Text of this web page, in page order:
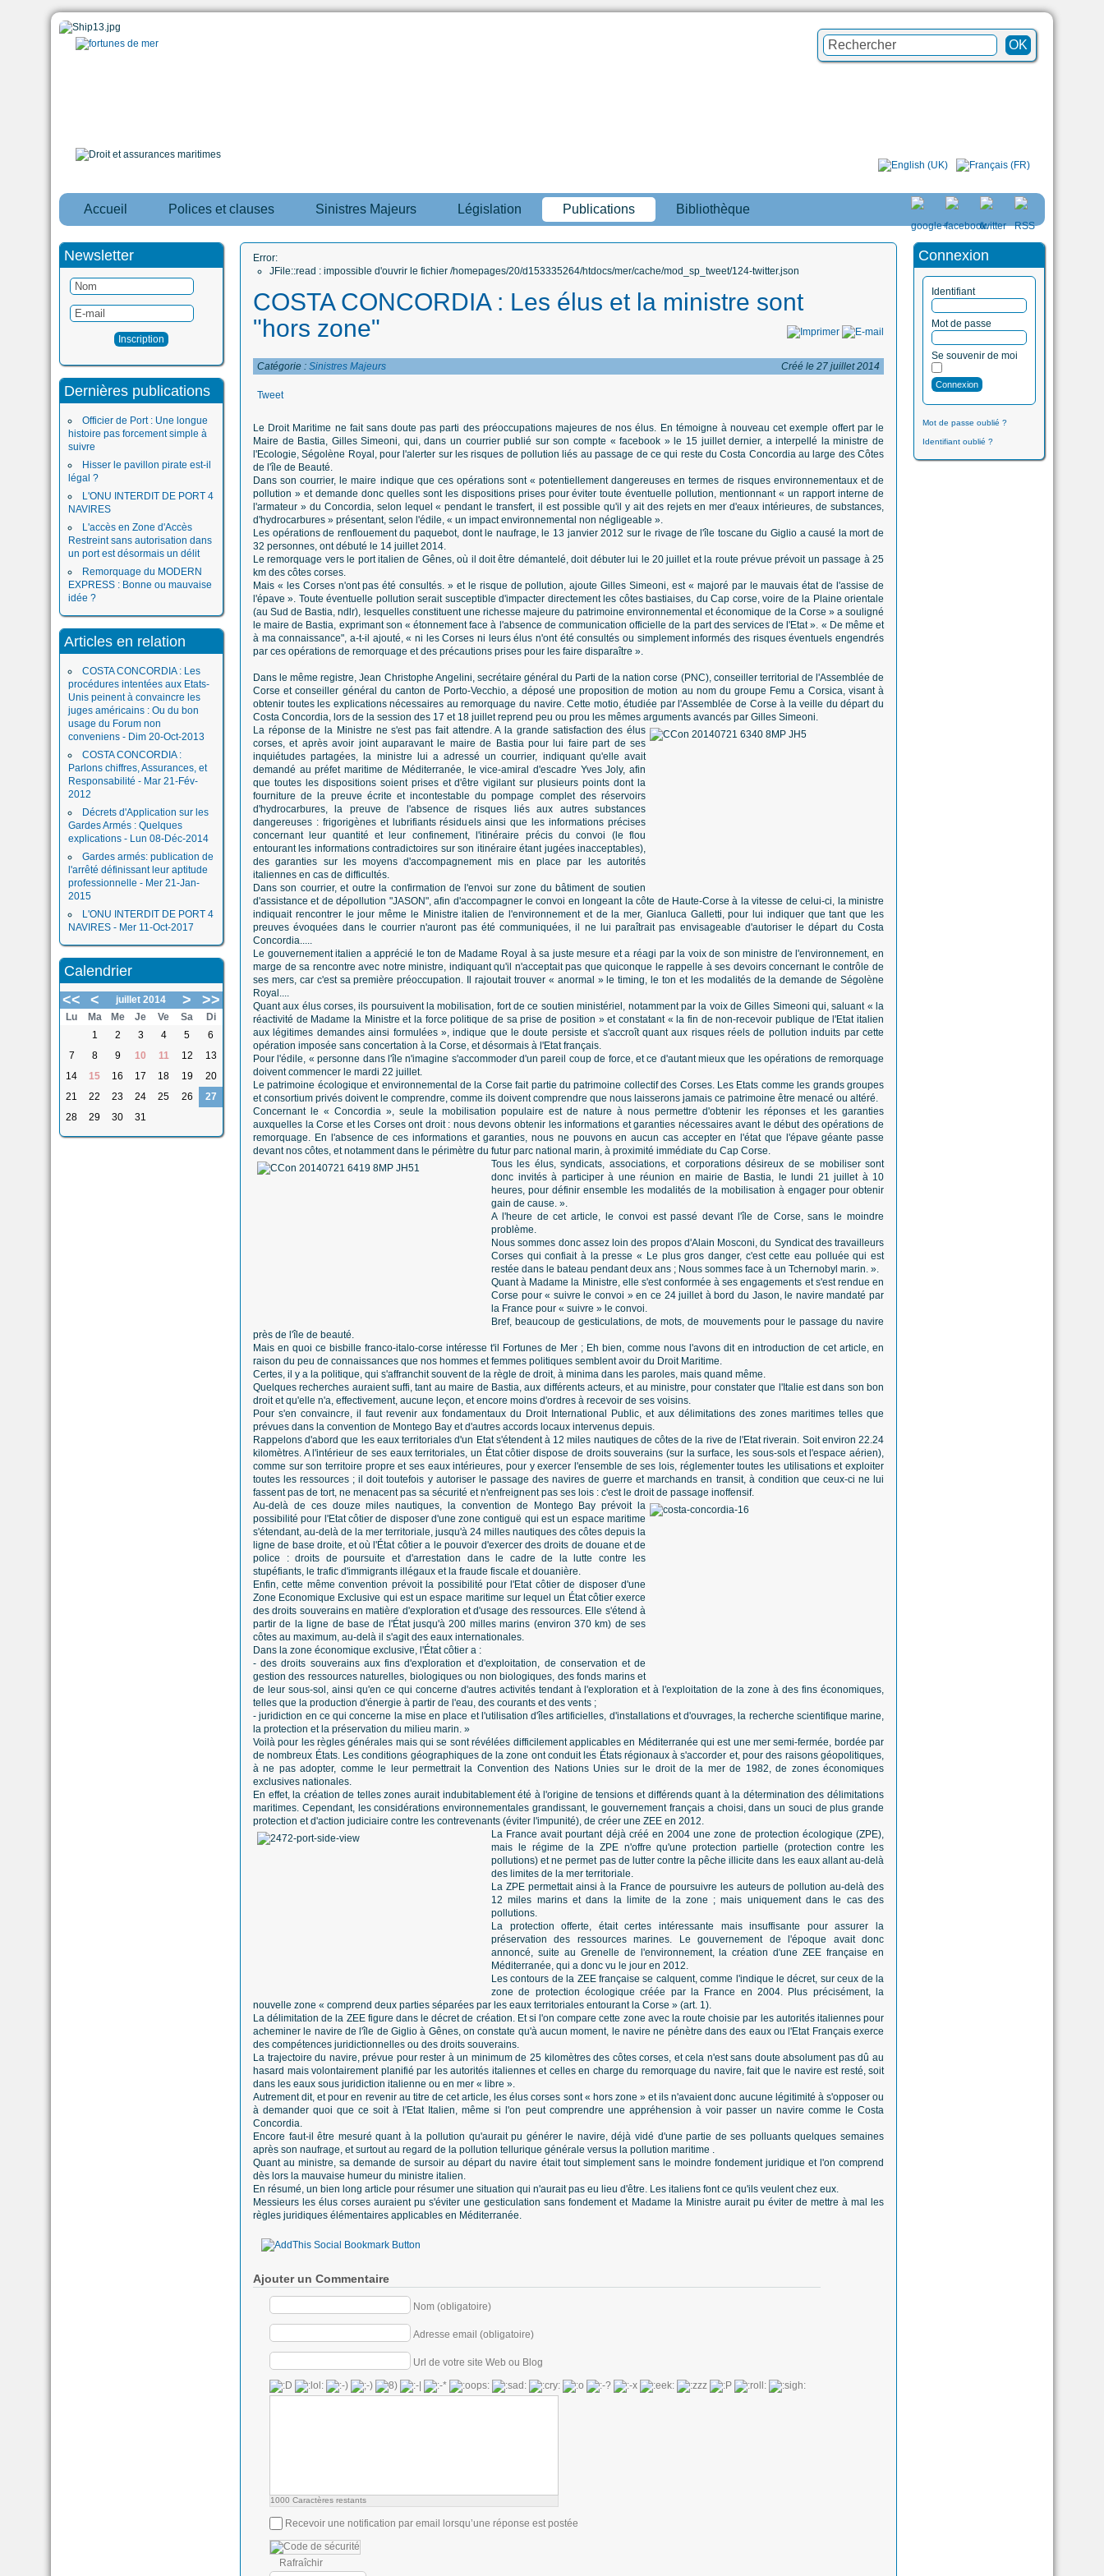
Accueil Polices et clauses Sinistres Majeurs Législation Publications Bibliothèque
Newsletter
Dernières publications
Officier de Port : Une longue
histoire pas forcement simple à
suivre
Hisser le pavillon pirate est-il
légal ?
L'ONU INTERDIT DE PORT 4
NAVIRES
L'accès en Zone d'Accès
Restreint sans autorisation dans
un port est désormais un délit
Remorquage du MODERN
EXPRESS : Bonne ou mauvaise
idée ?
Articles en relation
COSTA CONCORDIA : Les
procédures intentées aux Etats-
Unis peinent à convaincre les
juges américains : Ou du bon
usage du Forum non
conveniens - Dim 20-Oct-2013
COSTA CONCORDIA :
Parlons chiffres, Assurances, et
Responsabilité - Mar 21-Fév-
2012
Décrets d'Application sur les
Gardes Armés : Quelques
explications - Lun 08-Déc-2014
Gardes armés: publication de
l'arrêté définissant leur aptitude
professionnelle - Mer 21-Jan-
2015
L'ONU INTERDIT DE PORT 4
NAVIRES - Mer 11-Oct-2017
Calendrier
<<
< juillet 2014 > >>
Lu Ma Me Je Ve Sa
Di
1
2 3 4 5
6
7
8 9 10 11 12
13
14
15 16 17 18 19
20
21
22 23 24 25 26
27
28
29 30 31
Connexion
Identifiant
Mot de passe
Se souvenir de moi
Mot de passe oublié ?
Identifiant oublié ?
Error:
JFile::read : impossible d'ouvrir le fichier /homepages/20/d153335264/htdocs/mer/cache/mod_sp_tweet/124-twitter.json
COSTA CONCORDIA : Les élus et la ministre sont
"hors zone"
Catégorie : Sinistres Majeurs Créé le 27 juillet 2014
Tweet
Le Droit Maritime ne fait sans doute pas parti des préoccupations majeures de nos élus. En témoigne à nouveau cet exemple offert par le
Maire de Bastia, Gilles Simeoni, qui, dans un courrier publié sur son compte « facebook » le 15 juillet dernier, a interpellé la ministre de
l'Ecologie, Ségolène Royal, pour l'alerter sur les risques de pollution liés au passage de ce qui reste du Costa Concordia au large des Côtes
de l'île de Beauté.
Dans son courrier, le maire indique que ces opérations sont « potentiellement dangereuses en termes de risques environnementaux et de
pollution » et demande donc quelles sont les dispositions prises pour éviter toute éventuelle pollution, mentionnant « un rapport interne de
l'armateur » du Concordia, selon lequel « pendant le transfert, il est possible qu'il y ait des rejets en mer d'eaux intérieures, de substances,
d'hydrocarbures » présentant, selon l'édile, « un impact environnemental non négligeable ».
Les opérations de renflouement du paquebot, dont le naufrage, le 13 janvier 2012 sur le rivage de l'île toscane du Giglio a causé la mort de
32 personnes, ont débuté le 14 juillet 2014.
Le remorquage vers le port italien de Gênes, où il doit être démantelé, doit débuter lui le 20 juillet et la route prévue prévoit un passage à 25
km des côtes corses.
Mais « les Corses n'ont pas été consultés. » et le risque de pollution, ajoute Gilles Simeoni, est « majoré par le mauvais état de l'assise de
l'épave ». Toute éventuelle pollution serait susceptible d'impacter directement les côtes bastiaises, du Cap corse, voire de la Plaine orientale
(au Sud de Bastia, ndlr), lesquelles constituent une richesse majeure du patrimoine environnemental et économique de la Corse » a souligné
le maire de Bastia, exprimant son « étonnement face à l'absence de communication officielle de la part des services de l'Etat ». « De même et
à ma connaissance", a-t-il ajouté, « ni les Corses ni leurs élus n'ont été consultés ou simplement informés des risques éventuels engendrés
par ces opérations de remorquage et des précautions prises pour les faire disparaître ».
Dans le même registre, Jean Christophe Angelini, secrétaire général du Parti de la nation corse (PNC), conseiller territorial de l'Assemblée de
Corse et conseiller général du canton de Porto-Vecchio, a déposé une proposition de motion au nom du groupe Femu a Corsica, visant à
obtenir toutes les explications nécessaires au remorquage du navire. Cette motio, étudiée par l'Assemblée de Corse à la veille du départ du
Costa Concordia, lors de la session des 17 et 18 juillet reprend peu ou prou les mêmes arguments avancés par Gilles Simeoni.
La réponse de la Ministre ne s'est pas fait attendre. A la grande satisfaction des élus
corses, et après avoir joint auparavant le maire de Bastia pour lui faire part de ses
inquiétudes partagées, la ministre lui a adressé un courrier, indiquant qu'elle avait
demandé au préfet maritime de Méditerranée, le vice-amiral d'escadre Yves Joly, afin
que toutes les dispositions soient prises et d'être vigilant sur plusieurs points dont la
fourniture de la preuve écrite et incontestable du pompage complet des réservoirs
d'hydrocarbures, la preuve de l'absence de risques liés aux autres substances
dangereuses : frigorigènes et lubrifiants résiduels ainsi que les informations précises
concernant leur quantité et leur confinement, l'itinéraire précis du convoi (le flou
entourant les informations contradictoires sur son itinéraire étant jugées inacceptables),
des garanties sur les moyens d'accompagnement mis en place par les autorités
italiennes en cas de difficultés.
Dans son courrier, et outre la confirmation de l'envoi sur zone du bâtiment de soutien
d'assistance et de dépollution "JASON", afin d'accompagner le convoi en longeant la côte de Haute-Corse à la vitesse de celui-ci, la ministre
indiquait rencontrer le jour même le Ministre italien de l'environnement et de la mer, Gianluca Galletti, pour lui indiquer que tant que les
preuves évoquées dans le courrier n'auront pas été communiquées, il ne lui paraîtrait pas envisageable d'autoriser le départ du Costa
Concordia.....
Le gouvernement italien a apprécié le ton de Madame Royal à sa juste mesure et a réagi par la voix de son ministre de l'environnement, en
marge de sa rencontre avec notre ministre, indiquant qu'il n'acceptait pas que quiconque le rappelle à ses devoirs concernant le contrôle de
ses mers, car c'est sa première préoccupation. Il rajoutait trouver « anormal » le timing, le ton et les modalités de la demande de Ségolène
Royal....
Quant aux élus corses, ils poursuivent la mobilisation, fort de ce soutien ministériel, notamment par la voix de Gilles Simeoni qui, saluant « la
réactivité de Madame la Ministre et la force politique de sa prise de position » et constatant « la fin de non-recevoir publique de l'Etat italien
aux légitimes demandes ainsi formulées », indique que le doute persiste et s'accroît quant aux risques réels de pollution induits par cette
opération imposée sans concertation à la Corse, et désormais à l'Etat français.
Pour l'édile, « personne dans l'île n'imagine s'accommoder d'un pareil coup de force, et ce d'autant mieux que les opérations de remorquage
doivent commencer le mardi 22 juillet.
Le patrimoine écologique et environnemental de la Corse fait partie du patrimoine collectif des Corses. Les Etats comme les grands groupes
et consortium privés doivent le comprendre, comme ils doivent comprendre que nous laisserons jamais ce patrimoine être menacé ou altéré.
Concernant le « Concordia », seule la mobilisation populaire est de nature à nous permettre d'obtenir les réponses et les garanties
auxquelles la Corse et les Corses ont droit : nous devons obtenir les informations et garanties nécessaires avant le début des opérations de
remorquage. En l'absence de ces informations et garanties, nous ne pouvons en aucun cas accepter en l'état que l'épave géante passe
devant nos côtes, et notamment dans le périmètre du futur parc national marin, à proximité immédiate du Cap Corse.
Tous les élus, syndicats, associations, et corporations désireux de se mobiliser sont
donc invités à participer à une réunion en mairie de Bastia, le lundi 21 juillet à 10
heures, pour définir ensemble les modalités de la mobilisation à engager pour obtenir
gain de cause. ».
A l'heure de cet article, le convoi est passé devant l'île de Corse, sans le moindre
problème.
Nous sommes donc assez loin des propos d'Alain Mosconi, du Syndicat des travailleurs
Corses qui confiait à la presse « Le plus gros danger, c'est cette eau polluée qui est
restée dans le bateau pendant deux ans ; Nous sommes face à un Tchernobyl marin. ».
Quant à Madame la Ministre, elle s'est conformée à ses engagements et s'est rendue en
Corse pour « suivre le convoi » en ce 24 juillet à bord du Jason, le navire mandaté par
la France pour « suivre » le convoi.
Bref, beaucoup de gesticulations, de mots, de mouvements pour le passage du navire
près de l'île de beauté.
Mais en quoi ce bisbille franco-italo-corse intéresse t'il Fortunes de Mer ; Eh bien, comme nous l'avons dit en introduction de cet article, en
raison du peu de connaissances que nos hommes et femmes politiques semblent avoir du Droit Maritime.
Certes, il y a la politique, qui s'affranchit souvent de la règle de droit, à minima dans les paroles, mais quand même.
Quelques recherches auraient suffi, tant au maire de Bastia, aux différents acteurs, et au ministre, pour constater que l'Italie est dans son bon
droit et qu'elle n'a, effectivement, aucune leçon, et encore moins d'ordres à recevoir de ses voisins.
Pour s'en convaincre, il faut revenir aux fondamentaux du Droit International Public, et aux délimitations des zones maritimes telles que
prévues dans la convention de Montego Bay et d'autres accords locaux intervenus depuis.
Rappelons d'abord que les eaux territoriales d'un Etat s'étendent à 12 miles nautiques de côtes de la rive de l'Etat riverain. Soit environ 22.24
kilomètres. A l'intérieur de ses eaux territoriales, un État côtier dispose de droits souverains (sur la surface, les sous-sols et l'espace aérien),
comme sur son territoire propre et ses eaux intérieures, pour y exercer l'ensemble de ses lois, réglementer toutes les utilisations et exploiter
toutes les ressources ; il doit toutefois y autoriser le passage des navires de guerre et marchands en transit, à condition que ceux-ci ne lui
fassent pas de tort, ne menacent pas sa sécurité et n'enfreignent pas ses lois : c'est le droit de passage inoffensif.
Au-delà de ces douze miles nautiques, la convention de Montego Bay prévoit la
possibilité pour l'Etat côtier de disposer d'une zone contiguë qui est un espace maritime
s'étendant, au-delà de la mer territoriale, jusqu'à 24 milles nautiques des côtes depuis la
ligne de base droite, et où l'État côtier a le pouvoir d'exercer des droits de douane et de
police : droits de poursuite et d'arrestation dans le cadre de la lutte contre les
stupéfiants, le trafic d'immigrants illégaux et la fraude fiscale et douanière.
Enfin, cette même convention prévoit la possibilité pour l'Etat côtier de disposer d'une
Zone Economique Exclusive qui est un espace maritime sur lequel un État côtier exerce
des droits souverains en matière d'exploration et d'usage des ressources. Elle s'étend à
partir de la ligne de base de l'État jusqu'à 200 milles marins (environ 370 km) de ses
côtes au maximum, au-delà il s'agit des eaux internationales.
Dans la zone économique exclusive, l'État côtier a :
- des droits souverains aux fins d'exploration et d'exploitation, de conservation et de
gestion des ressources naturelles, biologiques ou non biologiques, des fonds marins et
de leur sous-sol, ainsi qu'en ce qui concerne d'autres activités tendant à l'exploration et à l'exploitation de la zone à des fins économiques,
telles que la production d'énergie à partir de l'eau, des courants et des vents ;
- juridiction en ce qui concerne la mise en place et l'utilisation d'îles artificielles, d'installations et d'ouvrages, la recherche scientifique marine,
la protection et la préservation du milieu marin. »
Voilà pour les règles générales mais qui se sont révélées difficilement applicables en Méditerranée qui est une mer semi-fermée, bordée par
de nombreux États. Les conditions géographiques de la zone ont conduit les États régionaux à s'accorder et, pour des raisons géopolitiques,
à ne pas adopter, comme le leur permettrait la Convention des Nations Unies sur le droit de la mer de 1982, de zones économiques
exclusives nationales.
En effet, la création de telles zones aurait indubitablement été à l'origine de tensions et différends quant à la détermination des délimitations
maritimes. Cependant, les considérations environnementales grandissant, le gouvernement français a choisi, dans un souci de plus grande
protection et d'action judiciaire contre les contrevenants (éviter l'impunité), de créer une ZEE en 2012.
La France avait pourtant déjà créé en 2004 une zone de protection écologique (ZPE),
mais le régime de la ZPE n'offre qu'une protection partielle (protection contre les
pollutions) et ne permet pas de lutter contre la pêche illicite dans les eaux allant au-delà
des limites de la mer territoriale.
La ZPE permettait ainsi à la France de poursuivre les auteurs de pollution au-delà des
12 miles marins et dans la limite de la zone ; mais uniquement dans le cas des
pollutions.
La protection offerte, était certes intéressante mais insuffisante pour assurer la
préservation des ressources marines. Le gouvernement de l'époque avait donc
annoncé, suite au Grenelle de l'environnement, la création d'une ZEE française en
Méditerranée, qui a donc vu le jour en 2012.
Les contours de la ZEE française se calquent, comme l'indique le décret, sur ceux de la
zone de protection écologique créée par la France en 2004. Plus précisément, la
nouvelle zone « comprend deux parties séparées par les eaux territoriales entourant la Corse » (art. 1).
La délimitation de la ZEE figure dans le décret de création. Et si l'on compare cette zone avec la route choisie par les autorités italiennes pour
acheminer le navire de l'île de Giglio à Gênes, on constate qu'à aucun moment, le navire ne pénètre dans des eaux ou l'Etat Français exerce
des compétences juridictionnelles ou des droits souverains.
La trajectoire du navire, prévue pour rester à un minimum de 25 kilomètres des côtes corses, et cela n'est sans doute absolument pas dû au
hasard mais volontairement planifié par les autorités italiennes et celles en charge du remorquage du navire, fait que le navire est resté, soit
dans les eaux sous juridiction italienne ou en mer « libre ».
Autrement dit, et pour en revenir au titre de cet article, les élus corses sont « hors zone » et ils n'avaient donc aucune légitimité à s'opposer ou
à demander quoi que ce soit à l'Etat Italien, même si l'on peut comprendre une appréhension à voir passer un navire comme le Costa
Concordia.
Encore faut-il être mesuré quant à la pollution qu'aurait pu générer le navire, déjà vidé d'une partie de ses polluants quelques semaines
après son naufrage, et surtout au regard de la pollution tellurique générale versus la pollution maritime .
Quant au ministre, sa demande de sursoir au départ du navire était tout simplement sans le moindre fondement juridique et l'on comprend
dès lors la mauvaise humeur du ministre italien.
En résumé, un bien long article pour résumer une situation qui n'aurait pas eu lieu d'être. Les italiens font ce qu'ils veulent chez eux.
Messieurs les élus corses auraient pu s'éviter une gesticulation sans fondement et Madame la Ministre aurait pu éviter de mettre à mal les
règles juridiques élémentaires applicables en Méditerranée.
Ajouter un Commentaire
Nom (obligatoire)
Adresse email (obligatoire)
Url de votre site Web ou Blog
1000 Caractères restants
Recevoir une notification par email lorsqu’une réponse est postée
Rafraîchir